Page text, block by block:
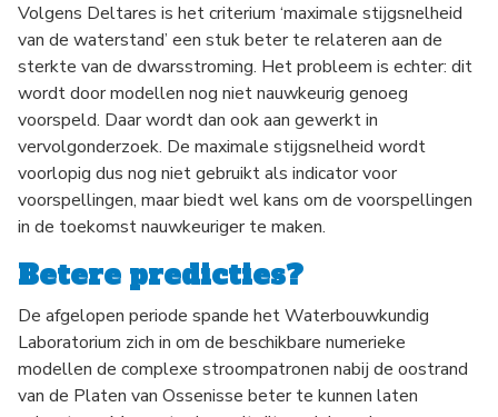
Volgens Deltares is het criterium ‘maximale stijgsnelheid
van de waterstand’ een stuk beter te relateren aan de
sterkte van de dwarsstroming. Het probleem is echter: dit
wordt door modellen nog niet nauwkeurig genoeg
voorspeld. Daar wordt dan ook aan gewerkt in
vervolgonderzoek. De maximale stijgsnelheid wordt
voorlopig dus nog niet gebruikt als indicator voor
voorspellingen, maar biedt wel kans om de voorspellingen
in de toekomst nauwkeuriger te maken.
Betere predicties?
De afgelopen periode spande het Waterbouwkundig
Laboratorium zich in om de beschikbare numerieke
modellen de complexe stroompatronen nabij de oostrand
van de Platen van Ossenisse beter te kunnen laten